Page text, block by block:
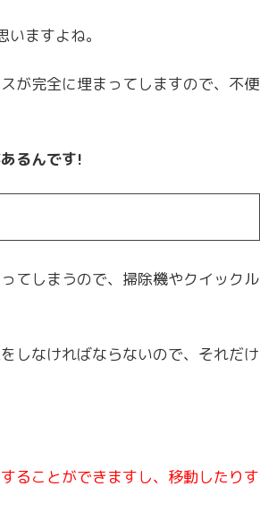
ますよね。
が完全に埋まってしますので、不便
るんです!
てしまうので、掃除機やクイックル
しなければならないので、それだけ
ることができますし、移動したりす